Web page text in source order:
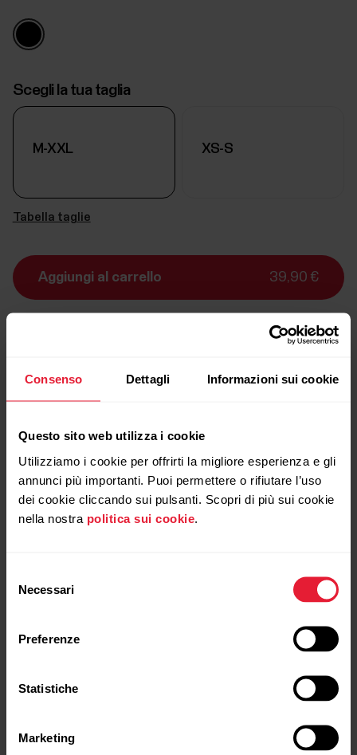
Consenso Dettagli Informazioni sui cookie
Questo sito web utilizza i cookie
Utilizziamo i cookie per offrirti la migliore esperienza e gli
annunci più importanti. Puoi permettere o rifiutare l’uso
dei cookie cliccando sui pulsanti. Scopri di più sui cookie
nella nostra politica sui cookie
delNecessari
Preferenze
Statistiche
Marketing
Scegli la tua taglia
M-XXL XS-S
Tabella taglie
Aggiungi al carrello 39,90 €
tempo di consegna 1 - 3 giorni lavorativi
Prodotti compatibili